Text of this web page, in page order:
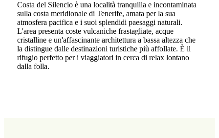
Costa del Silencio è una località tranquilla e incontaminata
sulla costa meridionale di Tenerife, amata per la sua
atmosfera pacifica e i suoi splendidi paesaggi naturali.
L'area presenta coste vulcaniche frastagliate, acque
cristalline e un'affascinante architettura a bassa altezza che
la distingue dalle destinazioni turistiche più affollate. È il
rifugio perfetto per i viaggiatori in cerca di relax lontano
dalla folla.